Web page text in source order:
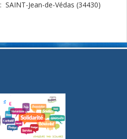
: SAINT-Jean-de-Védas (34430)